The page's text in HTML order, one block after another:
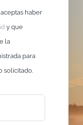
haber
y que
la
para
solicitado.